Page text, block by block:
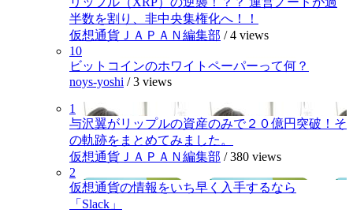
半数を割り、非中央集権化へ！！
仮想通貨ＪＡＰＡＮ編集部 /4 views
10
ビットコインのホワイトペーパーって何？
noys-yoshi /3 views
1
与沢翼がリップルの資産のみで２０億円突破！そ
の軌跡をまとめてみました。
仮想通貨ＪＡＰＡＮ編集部 /380 views
2
仮想通貨の情報をいち早く入手するなら
「Slack」